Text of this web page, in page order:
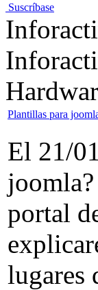
Suscríbase
Plantillas para
El 21/
portal
lugares